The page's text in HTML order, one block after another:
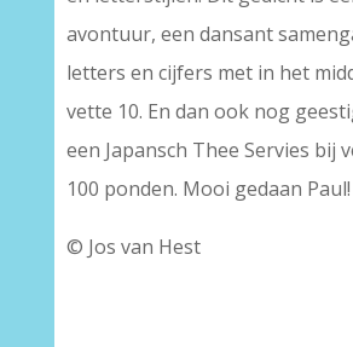
avontuur, een dansant
letters en cijfers met in het
vette 10. En dan ook nog
een Japansch Thee Servies bij
100 ponden. Mooi gedaan Paul!
© Jos van Hest